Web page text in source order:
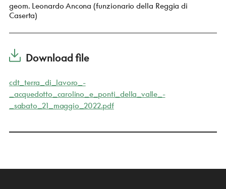
geom. Leonardo Ancona (funzionario della Reggia di
Caserta)
Download file
cdt_terra_di_lavoro_-
_acquedotto_carolino_e_ponti_della_valle_-
_sabato_21_maggio_2022.pdf